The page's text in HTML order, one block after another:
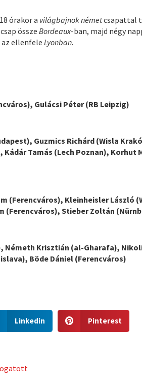
órakor a világbajnok németcsapattal
csap összeBordeaux-ban, majd négy
az ellenfeleLyonban.
Gulácsi Péter (RB Leipzig)
Guzmics Richárd (Wisla
Kádár Tamás (Lech Poznan), Korhut
(Ferencváros), Kleinheisler László
(Ferencváros), Stieber Zoltán
Németh Krisztián (al-Gharafa),
Böde Dániel (Ferencváros)
Linkedin
h
Pinterest